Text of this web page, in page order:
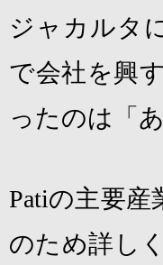
ジャカルタ
で会社を興
ったのは「
Patiの主要産
のため詳し